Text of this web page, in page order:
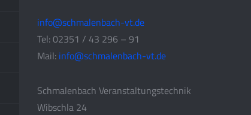
info@schmalenbach-vt.de
Tel: 02351 / 43 296 – 91
Mail: info@schmalenbach-vt.de
Schmalenbach Veranstaltungstechnik
Wibschla 24